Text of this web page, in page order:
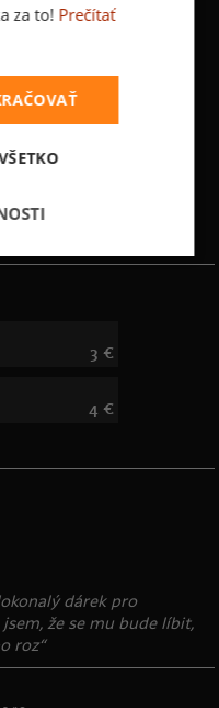
3 €
4 €
dárek pro
že se mu bude líbit,
roz“
za to! Prečítať